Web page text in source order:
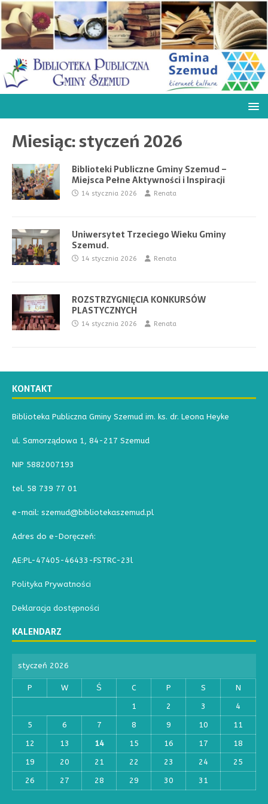
Miesiąc:styczeń 2026
Biblioteki Publiczne Gminy Szemud –
Miejsca Pełne Aktywności i Inspiracji
14 stycznia 2026 Renata
Uniwersytet Trzeciego Wieku Gminy
Szemud.
14 stycznia 2026 Renata
ROZSTRZYGNIĘCIA KONKURSÓW
PLASTYCZNYCH
14 stycznia 2026 Renata
KONTAKT
Biblioteka Publiczna Gminy Szemud im. ks. dr. Leona Heyke
ul. Samorządowa 1, 84-217 Szemud
NIP 5882007193
tel. 58 739 77 01
e-mail: szemud@bibliotekaszemud.pl
Adres do e-Doręczeń:
AE:PL-47405-46433-FSTRC-23l
Polityka Prywatności
Deklaracja dostępności
KALENDARZ
styczeń 2026
P W Ś C P S N
1 2 3 4
5 6 7 8 9 10 11
12 13 14 15 16 17 18
19 20 21 22 23 24 25
26 27 28 29 30 31